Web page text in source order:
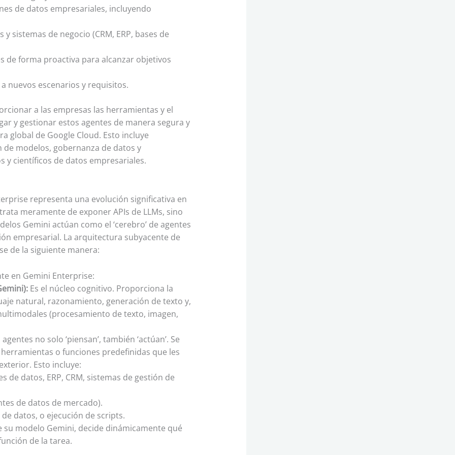
de datos empresariales, incluyendo
sistemas de negocio (CRM, ERP, bases de
de forma proactiva para alcanzar objetivos
nuevos escenarios y requisitos.
a las empresas las herramientas y el
y gestionar estos agentes de manera segura y
global de Google Cloud. Esto incluye
modelos, gobernanza de datos y
y científicos de datos empresariales.
representa una evolución significativa en
meramente de exponer APIs de LLMs, sino
Gemini actúan como el ‘cerebro’ de agentes
empresarial. La arquitectura subyacente de
de la siguiente manera:
en Gemini Enterprise:
Es el núcleo cognitivo. Proporciona la
natural, razonamiento, generación de texto y,
(procesamiento de texto, imagen,
no solo ‘piensan’, también ‘actúan’. Se
o funciones predefinidas que les
Esto incluye:
de datos, ERP, CRM, sistemas de gestión de
de datos de mercado).
datos, o ejecución de scripts.
su modelo Gemini, decide dinámicamente qué
de la tarea.